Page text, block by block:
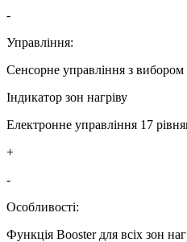
-
Управління:
Сенсорне управління з вибором
Індикатор зон нагріву
Електронне управління 17
+
-
Особливості:
Функція Booster для всіх зон